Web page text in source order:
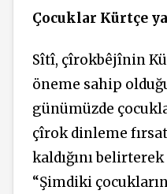
Çocuklar Kürtçe
Sîtî, çîrokbêjînin
öneme sahip
günümüzde
çîrok dinleme
kaldığını
“Şimdiki